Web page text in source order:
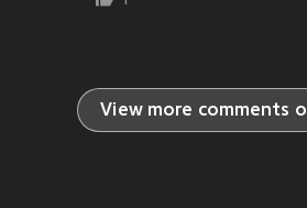
View more comments